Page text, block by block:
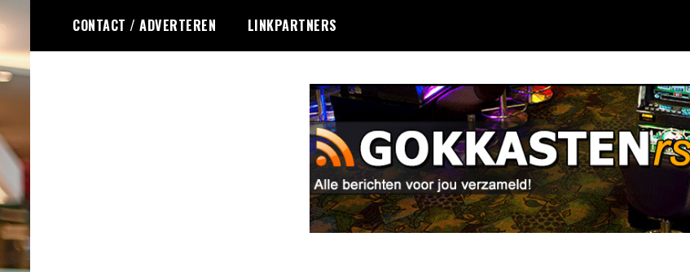
de
inhoud
CONTACT / ADVERTEREN LINKPARTNERS